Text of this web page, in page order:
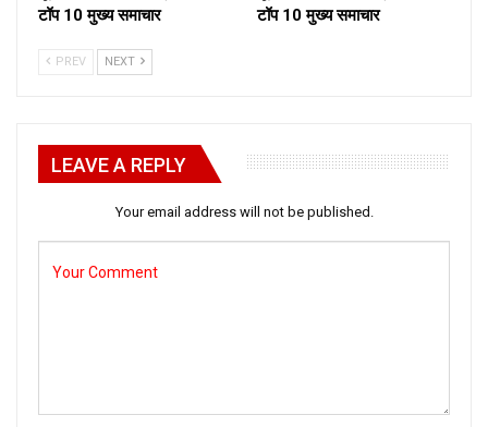
टॉप 10 मुख्य समाचार
टॉप 10 मुख्य समाचार
PREV NEXT
LEAVE A REPLY
Your email address will not be published.